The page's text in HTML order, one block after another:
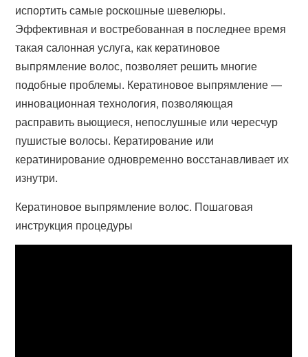
испортить самые роскошные шевелюры.
Эффективная и востребованная в последнее время
такая салонная услуга, как кератиновое
выпрямление волос, позволяет решить многие
подобные проблемы. Кератиновое выпрямление —
инновационная технология, позволяющая
расправить вьющиеся, непослушные или чересчур
пушистые волосы. Кератирование или
кератинирование одновременно восстанавливает их
изнутри.
Кератиновое выпрямление волос. Пошаговая
инструкция процедуры